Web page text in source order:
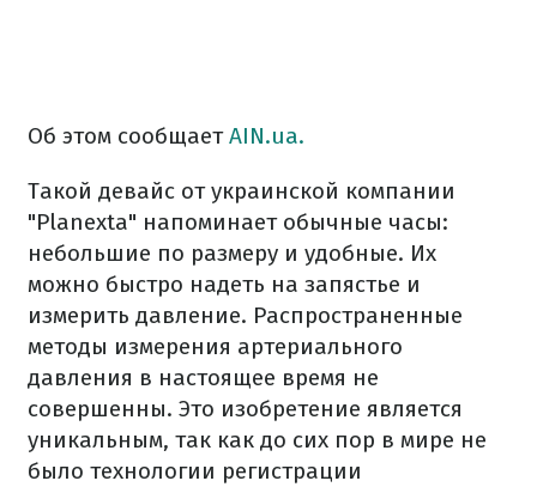
Об этом сообщаетAIN.ua.
Такой девайс от украинской компании
"Planexta" напоминает обычные часы:
небольшие по размеру и удобные. Их
можно быстро надеть на запястье и
измерить давление. Распространенные
методы измерения артериального
давления в настоящее время не
совершенны. Это изобретение является
уникальным, так как до сих пор в мире не
было технологии регистрации